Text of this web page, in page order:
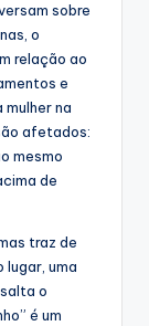
sobre
o
relação ao
e
na
afetados:
mesmo
de
traz de
lugar, uma
o
é um